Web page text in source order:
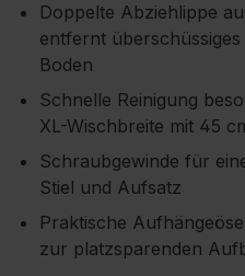
Doppelte Abziehlippe
entfernt
Boden
Schnelle Reinigung
XL-Wischbreite mit 45
Schraubgewinde für
Stiel und Aufsatz
Praktische
zur platzsparenden